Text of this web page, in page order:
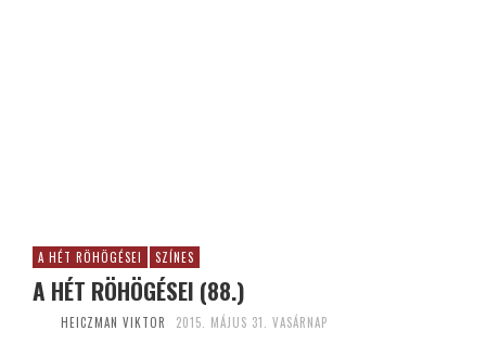
A HÉT RÖHÖGÉSEI SZÍNES
A HÉT RÖHÖGÉSEI (88.)
HEICZMAN VIKTOR 2015. MÁJUS 31. VASÁRNAP